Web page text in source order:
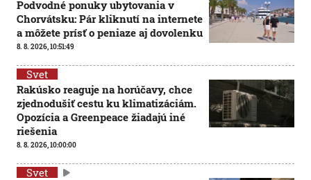
Podvodné ponuky ubytovania v
Chorvátsku: Pár kliknutí na internete
a môžete prísť o peniaze aj dovolenku
8. 8. 2026, 10:51:49
Svet
Rakúsko reaguje na horúčavy, chce
zjednodušiť cestu ku klimatizáciám.
Opozícia a Greenpeace žiadajú iné
riešenia
8. 8. 2026, 10:00:00
Svet